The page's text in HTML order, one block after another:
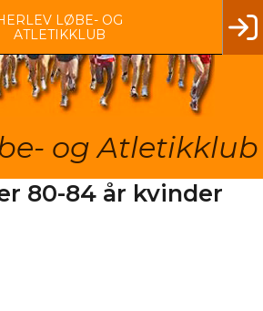
LØBE- OG
ATLETIKKLUB
og Atletikklub
80-84 år kvinder